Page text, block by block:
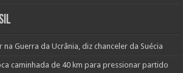
Guerra da Ucrânia, diz chanceler da Suécia
caminhada de 40 km para pressionar partido